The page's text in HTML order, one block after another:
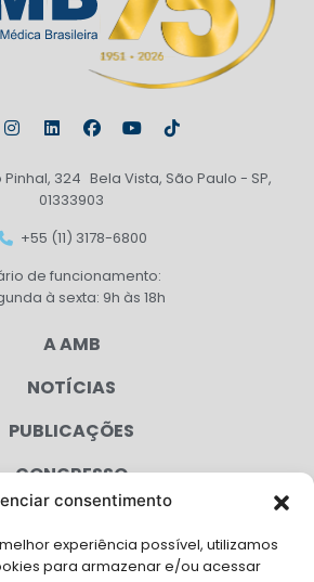
consentimento
experiência possível, utilizamos
para armazenar e/ou acessar
324 Bela Vista, São Paulo - SP,
01333903
+55 (11) 3178-6800
de funcionamento:
à sexta: 9h às 18h
A AMB
NOTÍCIAS
PUBLICAÇÕES
CONGRESSO
CAMPANHAS